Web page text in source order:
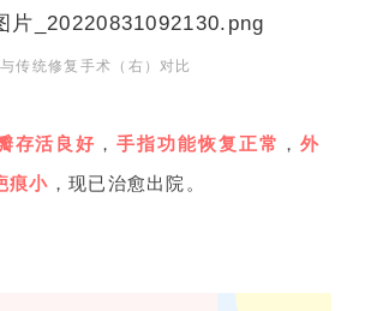
与传统修复手术（右）对比
存活良好 ，手指功能恢复正常 ， 外
痕小 ，现已治愈出院。